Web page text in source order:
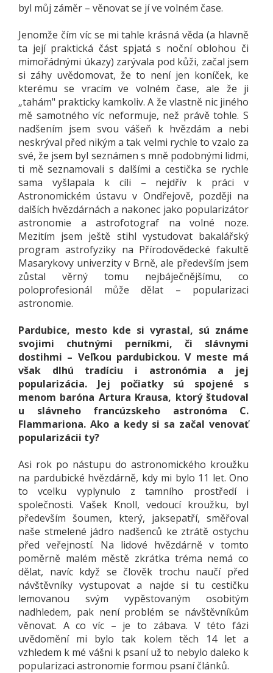
byl můj záměr – věnovat se jí ve volném čase.
Jenomže čím víc se mi tahle krásná věda (a hlavně
ta její praktická část spjatá s noční oblohou či
mimořádnými úkazy) zarývala pod kůži, začal jsem
si záhy uvědomovat, že to není jen koníček, ke
kterému se vracím ve volném čase, ale že ji
„tahám" prakticky kamkoliv. A že vlastně nic jiného
mě samotného víc neformuje, než právě tohle. S
nadšením jsem svou vášeň k hvězdám a nebi
neskrýval před nikým a tak velmi rychle to vzalo za
své, že jsem byl seznámen s mně podobnými lidmi,
ti mě seznamovali s dalšími a cestička se rychle
sama vyšlapala k cíli – nejdřív k práci v
Astronomickém ústavu v Ondřejově, později na
dalších hvězdárnách a nakonec jako popularizátor
astronomie a astrofotograf na volné noze.
Mezitím jsem ještě stihl vystudovat bakalářský
program astrofyziky na Přírodovědecké fakultě
Masarykovy univerzity v Brně, ale především jsem
zůstal věrný tomu nejbáječnějšímu, co
poloprofesionál může dělat – popularizaci
astronomie.
Pardubice, mesto kde si vyrastal, sú známe
svojimi chutnými perníkmi, či slávnymi
dostihmi – Veľkou pardubickou. V meste má
však dlhú tradíciu i astronómia a jej
popularizácia. Jej počiatky sú spojené s
menom baróna Artura Krausa, ktorý študoval
u slávneho francúzskeho astronóma C.
Flammariona. Ako a kedy si sa začal venovať
popularizácii ty?
Asi rok po nástupu do astronomického kroužku
na pardubické hvězdárně, kdy mi bylo 11 let. Ono
to vcelku vyplynulo z tamního prostředí i
společnosti. Vašek Knoll, vedoucí kroužku, byl
především šoumen, který, jaksepatří, směřoval
naše stmelené jádro nadšenců ke ztrátě ostychu
před veřejností. Na lidové hvězdárně v tomto
poměrně malém městě zkrátka tréma nemá co
dělat, navíc když se člověk trochu naučí před
návštěvníky vystupovat a najde si tu cestičku
lemovanou svým vypěstovaným osobitým
nadhledem, pak není problém se návštěvníkům
věnovat. A co víc – je to zábava. V této fázi
uvědomění mi bylo tak kolem těch 14 let a
vzhledem k mé vášni k psaní už to nebylo daleko k
popularizaci astronomie formou psaní článků.